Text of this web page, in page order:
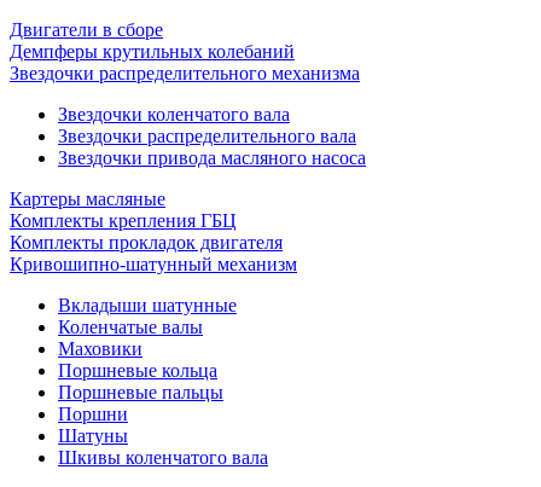
Двигатели в сборе
Демпферы крутильных колебаний
Звездочки распределительного механизма
Звездочки коленчатого вала
Звездочки распределительного вала
Звездочки привода масляного насоса
Картеры масляные
Комплекты крепления ГБЦ
Комплекты прокладок двигателя
Кривошипно-шатунный механизм
Вкладыши шатунные
Коленчатые валы
Маховики
Поршневые кольца
Поршневые пальцы
Поршни
Шатуны
Шкивы коленчатого вала